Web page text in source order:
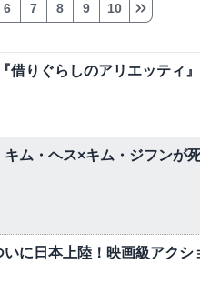
6 7 8 9 10
りぐらしのアリエッティ』
キム・ヘス×キム・ジフンが
に日本上陸！映画級アク